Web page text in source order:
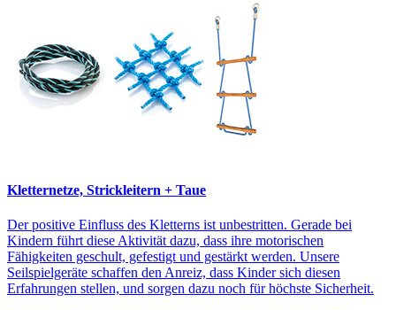
Kletternetze, Strickleitern + Taue
Der positive Einfluss des Kletterns ist unbestritten. Gerade bei
Kindern führt diese Aktivität dazu, dass ihre motorischen
Fähigkeiten geschult, gefestigt und gestärkt werden. Unsere
Seilspielgeräte schaffen den Anreiz, dass Kinder sich diesen
Erfahrungen stellen, und sorgen dazu noch für höchste Sicherheit.